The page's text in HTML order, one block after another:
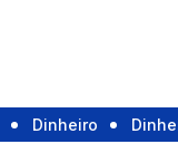
Dinheiro